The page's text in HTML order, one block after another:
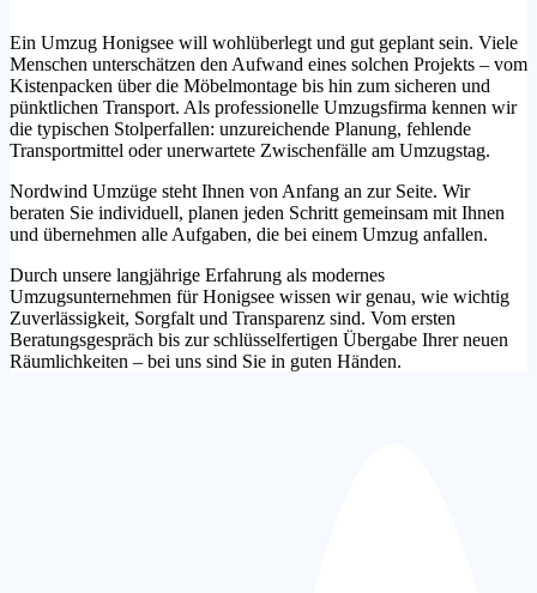
Ein Umzug Honigsee will wohlüberlegt und gut geplant sein. Viele
Menschen unterschätzen den Aufwand eines solchen Projekts – vom
Kistenpacken über die Möbelmontage bis hin zum sicheren und
pünktlichen Transport. Als professionelle Umzugsfirma kennen wir
die typischen Stolperfallen: unzureichende Planung, fehlende
Transportmittel oder unerwartete Zwischenfälle am Umzugstag.
Nordwind Umzüge steht Ihnen von Anfang an zur Seite. Wir
beraten Sie individuell, planen jeden Schritt gemeinsam mit Ihnen
und übernehmen alle Aufgaben, die bei einem Umzug anfallen.
Durch unsere langjährige Erfahrung als modernes
Umzugsunternehmen für Honigsee wissen wir genau, wie wichtig
Zuverlässigkeit, Sorgfalt und Transparenz sind. Vom ersten
Beratungsgespräch bis zur schlüsselfertigen Übergabe Ihrer neuen
Räumlichkeiten – bei uns sind Sie in guten Händen.